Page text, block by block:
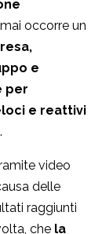
occorre un
e
per
e reattivi
.
video
delle
raggiunti
che la